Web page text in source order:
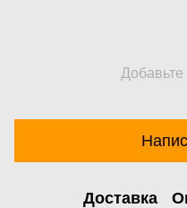
Доставка